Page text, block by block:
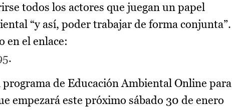
todos los actores que juegan un papel
“y así, poder trabajar de forma conjunta”.
en el enlace:
.
de Educación Ambiental Online para
empezará este próximo sábado 30 de enero